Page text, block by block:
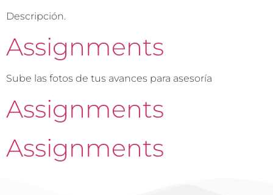
Descripción.
Assignments
Sube las fotos de tus avances para asesoría
Assignments
Assignments